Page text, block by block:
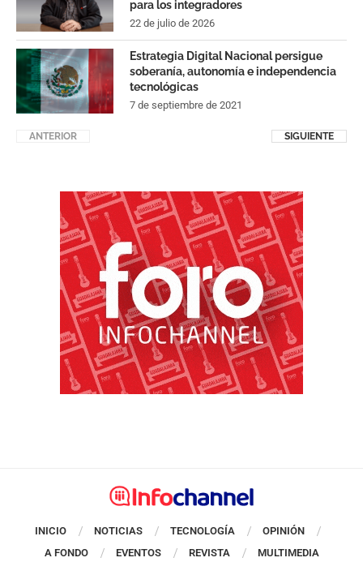
para los integradores
22 de julio de 2026
Estrategia Digital Nacional persigue
soberanía, autonomía e independencia
tecnológicas
7 de septiembre de 2021
ANTERIOR SIGUIENTE
INICIO NOTICIAS TECNOLOGÍA
OPINIÓN
A FONDO
EVENTOS REVISTA MULTIMEDIA